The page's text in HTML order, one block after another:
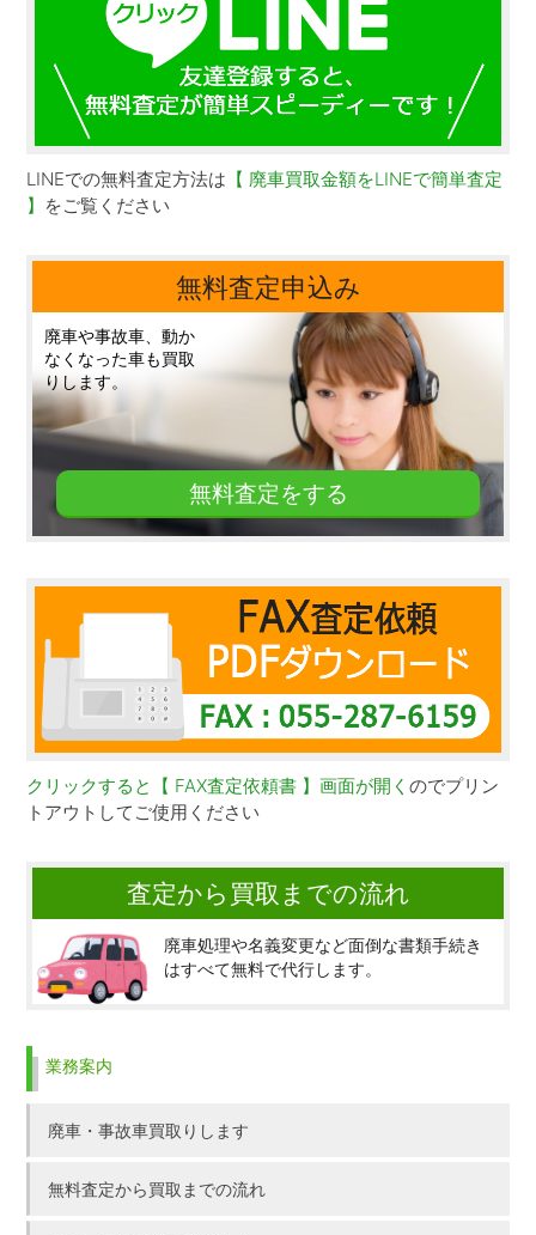
LINEでの無料査定方法は 【 廃車買取金額をLINEで簡単査定
】 をご覧ください
無料査定申込み
廃車や事故車、動か
なくなった車も買取
りします。
無料査定をする
クリックすると【 FAX査定依頼書 】画面が開くのでプリン
トアウトしてご使用ください
査定から買取までの流れ
廃車処理や名義変更など面倒な書類手続き
はすべて無料で代行します。
業務案内
廃車・事故車買取りします
無料査定から買取までの流れ